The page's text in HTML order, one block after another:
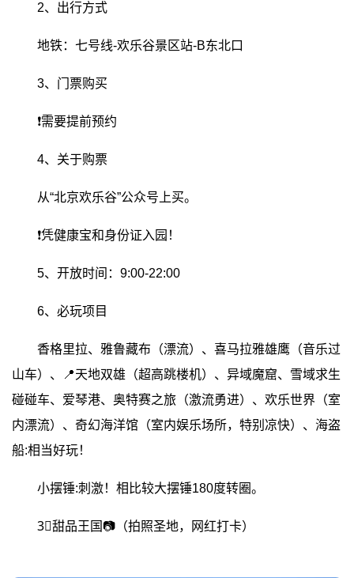
2、出行方式
地铁：七号线-欢乐谷景区站-B东北口
3、门票购买
❗需要提前预约
4、关于购票
从“北京欢乐谷”公众号上买。
❗凭健康宝和身份证入园！
5、开放时间：9:00-22:00
6、必玩项目
香格里拉、雅鲁藏布（漂流）、喜马拉雅雄鹰（音乐过
山车）、📍天地双雄（超高跳楼机）、异域魔窟、雪域求生
碰碰车、爱琴港、奥特赛之旅（激流勇进）、欢乐世界（室
内漂流）、奇幻海洋馆（室内娱乐场所，特别凉快）、海盗
船:相当好玩！
小摆锤:刺激！相比较大摆锤180度转圈。
3⃣甜品王国📷（拍照圣地，网红打卡）